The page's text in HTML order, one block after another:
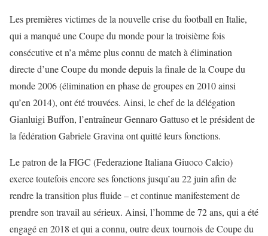
Les premières victimes de la nouvelle crise du football en Italie,
qui a manqué une Coupe du monde pour la troisième fois
consécutive et n’a même plus connu de match à élimination
directe d’une Coupe du monde depuis la finale de la Coupe du
monde 2006 (élimination en phase de groupes en 2010 ainsi
qu’en 2014), ont été trouvées. Ainsi, le chef de la délégation
Gianluigi Buffon, l’entraîneur Gennaro Gattuso et le président de
la fédération Gabriele Gravina ont quitté leurs fonctions.
Le patron de la FIGC (Federazione Italiana Giuoco Calcio)
exerce toutefois encore ses fonctions jusqu’au 22 juin afin de
rendre la transition plus fluide – et continue manifestement de
prendre son travail au sérieux. Ainsi, l’homme de 72 ans, qui a été
engagé en 2018 et qui a connu, outre deux tournois de Coupe du